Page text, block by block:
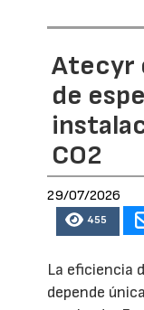
Atecyr
de
CO2
29/07/2026
455
La eficiencia
depende